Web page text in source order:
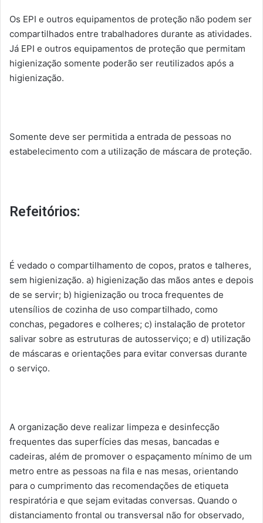
Os EPI e outros equipamentos de proteção não podem ser
compartilhados entre trabalhadores durante as atividades.
Já EPI e outros equipamentos de proteção que permitam
higienização somente poderão ser reutilizados após a
higienização.
Somente deve ser permitida a entrada de pessoas no
estabelecimento com a utilização de máscara de proteção.
Refeitórios:
É vedado o compartilhamento de copos, pratos e talheres,
sem higienização. a) higienização das mãos antes e depois
de se servir; b) higienização ou troca frequentes de
utensílios de cozinha de uso compartilhado, como
conchas, pegadores e colheres; c) instalação de protetor
salivar sobre as estruturas de autosserviço; e d) utilização
de máscaras e orientações para evitar conversas durante
o serviço.
A organização deve realizar limpeza e desinfecção
frequentes das superfícies das mesas, bancadas e
cadeiras, além de promover o espaçamento mínimo de um
metro entre as pessoas na fila e nas mesas, orientando
para o cumprimento das recomendações de etiqueta
respiratória e que sejam evitadas conversas. Quando o
distanciamento frontal ou transversal não for observado,